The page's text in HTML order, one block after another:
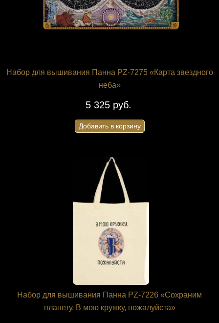
Набор для вышивания Панна PZ-7275 «Карта звездного
неба»
5 325 руб.
Добавить в корзину
Набор для вышивания Панна PZ-7226 «Сохраним
планету. В мою кружку, пожалуйста»